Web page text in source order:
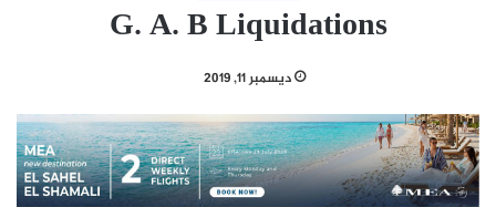
G. A. B Liquidations
ديسمبر 11, 2019